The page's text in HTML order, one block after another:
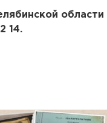
области
14.